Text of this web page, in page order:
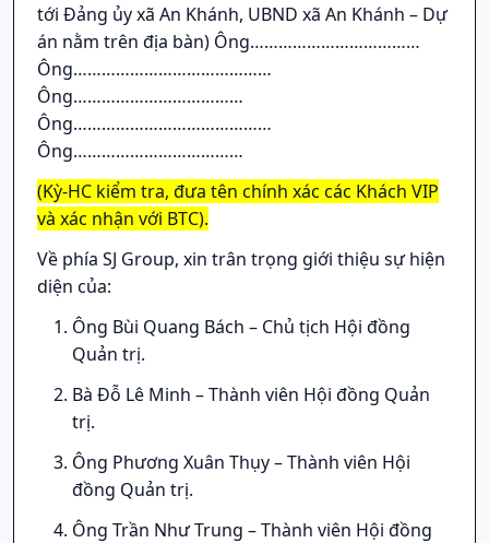
tới Đảng ủy xã An Khánh, UBND xã An Khánh – Dự
án nằm trên địa bàn) Ông………………………………
Ông……………………………………
Ông………………………………
Ông……………………………………
Ông………………………………
(Kỳ-HC kiểm tra, đưa tên chính xác các Khách VIP
và xác nhận với BTC).
Về phía SJ Group, xin trân trọng giới thiệu sự hiện
diện của:
Ông Bùi Quang Bách – Chủ tịch Hội đồng
Quản trị.
Bà Đỗ Lê Minh – Thành viên Hội đồng Quản
trị.
Ông Phương Xuân Thụy – Thành viên Hội
đồng Quản trị.
Ông Trần Như Trung – Thành viên Hội đồng